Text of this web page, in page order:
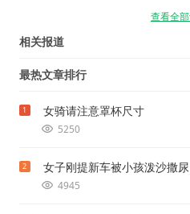
查看全
相关报道
最热文章排行
1 女骑请注意罩杯尺寸
5250
2 女子刚提新车被小孩泼沙撒
4945